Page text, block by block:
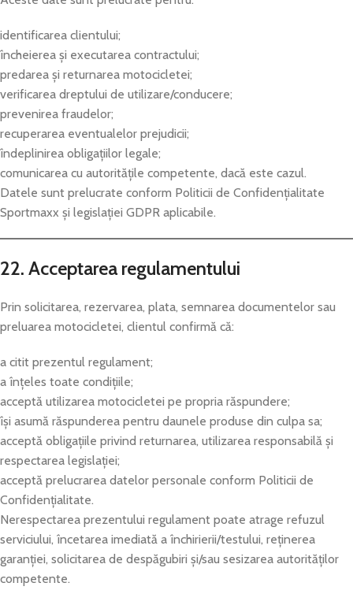
identificarea clientului;
încheierea și executarea contractului;
predarea și returnarea motocicletei;
verificarea dreptului de utilizare/conducere;
prevenirea fraudelor;
recuperarea eventualelor prejudicii;
îndeplinirea obligațiilor legale;
comunicarea cu autoritățile competente, dacă este cazul.
Datele sunt prelucrate conform Politicii de Confidențialitate
Sportmaxx și legislației GDPR aplicabile.
22. Acceptarea regulamentului
Prin solicitarea, rezervarea, plata, semnarea documentelor sau
preluarea motocicletei, clientul confirmă că:
a citit prezentul regulament;
a înțeles toate condițiile;
acceptă utilizarea motocicletei pe propria răspundere;
își asumă răspunderea pentru daunele produse din culpa sa;
acceptă obligațiile privind returnarea, utilizarea responsabilă și
respectarea legislației;
acceptă prelucrarea datelor personale conform Politicii de
Confidențialitate.
Nerespectarea prezentului regulament poate atrage refuzul
serviciului, încetarea imediată a închirierii/testului, reținerea
garanției, solicitarea de despăgubiri și/sau sesizarea autorităților
competente.